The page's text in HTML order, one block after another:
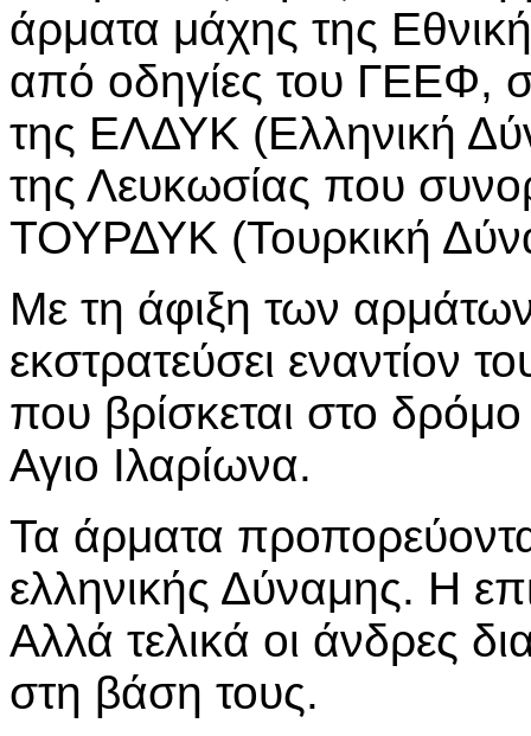
άρματα μάχης της
από οδηγίες του ΓΕΕΦ,
της ΕΛΔΥΚ (Ελληνική
της Λευκωσίας που
ΤΟΥΡΔΥΚ (Τουρκική
Με τη άφιξη των
εκστρατεύσει εναντίον
που βρίσκεται στο
Αγιο Ιλαρίωνα.
Τα άρματα
ελληνικής Δύναμης. Η
Αλλά τελικά οι άνδρες
στη βάση τους.